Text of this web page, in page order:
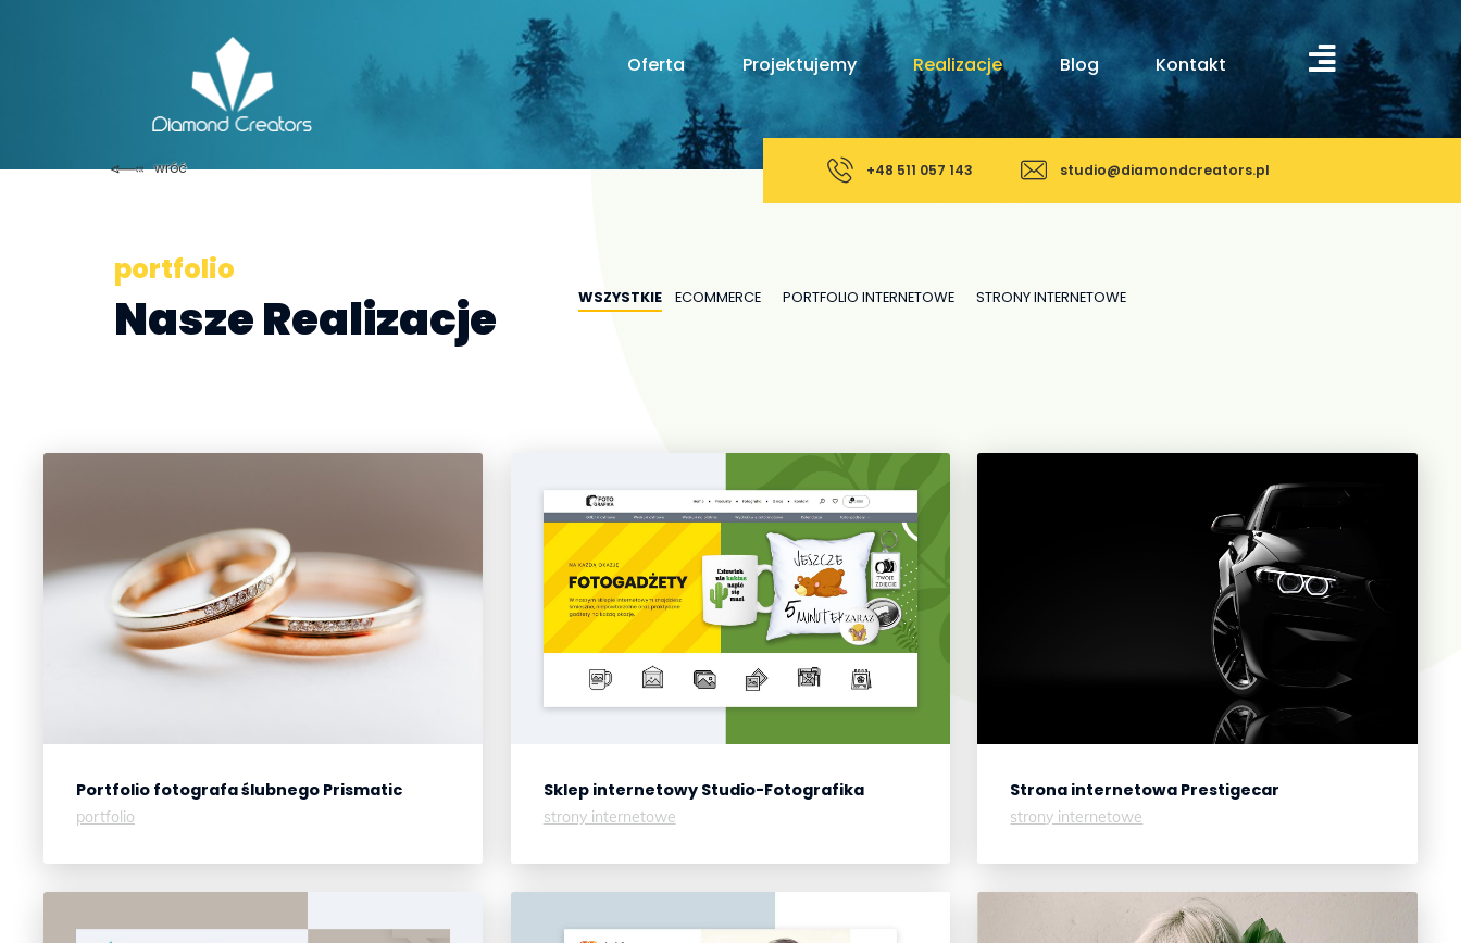
Oferta Projektujemy Realizacje Blog Kontakt
+48 511 057 143 studio@diamondcreators.pl
wróć
portfolio
Nasze Realizacje WSZYSTKIE ECOMMERCE PORTFOLIO INTERNETOWE STRONY INTERNETOWE
Portfolio fotografa ślubnego Prismatic
portfolio
Sklep internetowyStudio-Fotografika
strony internetowe
Strona internetowa Prestigecar
strony internetowe